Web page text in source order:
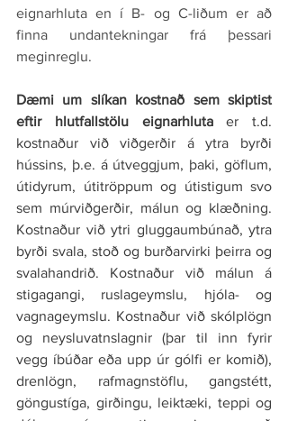
eignarhluta en í B- og C-liðum er að
finna undantekningar frá þessari
meginreglu.
Dæmi um slíkan kostnað sem skiptist
eftir hlutfallstölu eignarhluta er t.d.
kostnaður við viðgerðir á ytra byrði
hússins, þ.e. á útveggjum, þaki, göflum,
útidyrum, útitröppum og útistigum svo
sem múrviðgerðir, málun og klæðning.
Kostnaður við ytri gluggaumbúnað, ytra
byrði svala, stoð og burðarvirki þeirra og
svalahandrið. Kostnaður við málun á
stigagangi, ruslageymslu, hjóla- og
vagnageymslu. Kostnaður við skólplögn
og neysluvatnslagnir (þar til inn fyrir
vegg íbúðar eða upp úr gólfi er komið),
drenlögn, rafmagnstöflu, gangstétt,
göngustíga, girðingu, leiktæki, teppi og